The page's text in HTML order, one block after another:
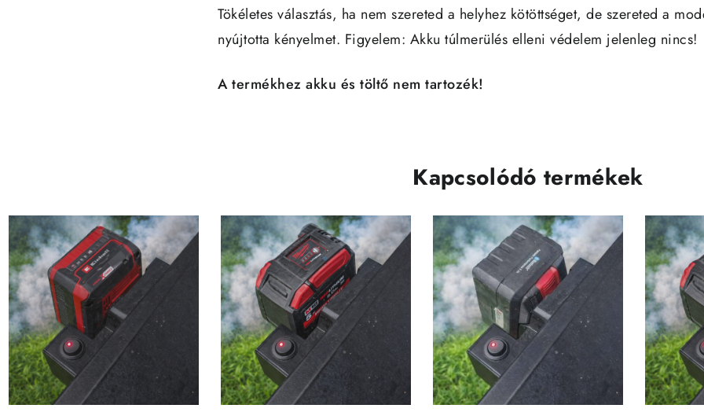
Tökéletes választás, ha nem szereted a helyhez kötöttséget, de szereted a
nyújtotta kényelmet. Figyelem: Akku túlmerülés elleni védelem jelenleg nincs!
A termékhez akku és töltő nem tartozék!
Kapcsolódó termékek